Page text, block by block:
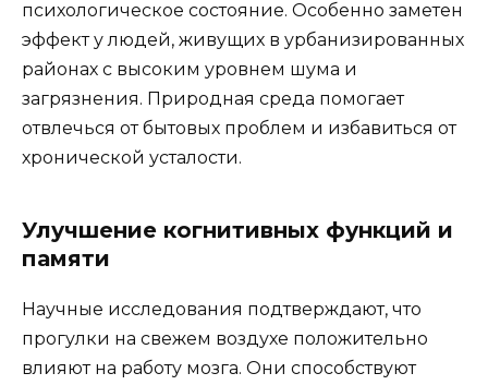
психологическое состояние. Особенно заметен
эффект у людей, живущих в урбанизированных
районах с высоким уровнем шума и
загрязнения. Природная среда помогает
отвлечься от бытовых проблем и избавиться от
хронической усталости.
Улучшение когнитивных функций и
памяти
Научные исследования подтверждают, что
прогулки на свежем воздухе положительно
влияют на работу мозга. Они способствуют